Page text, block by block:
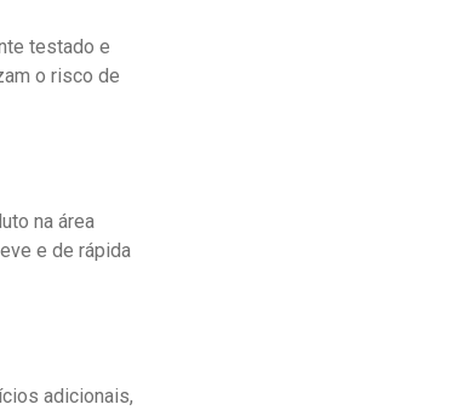
testado e
o risco de
na área
e de rápida
adicionais,